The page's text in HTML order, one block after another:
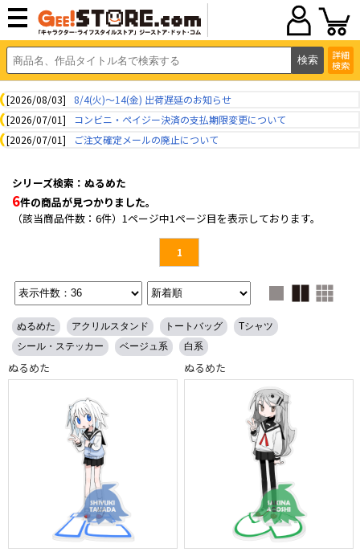
詳細
検索
[2026/08/03]
8/4(火)～14(金) 出荷遅延のお知らせ
[2026/07/01]
コンビニ・ペイジー決済の支払期限変更について
[2026/07/01]
ご注文確定メールの廃止について
シリーズ検索：ぬるめた
6件の商品が見つかりました。
（該当商品件数：6件）1ページ中1ページ目を表示しております。
1
ぬるめた アクリルスタンド トートバッグ
Tシャツ
シール・ステッカー
ベージュ系 白系
ぬるめた ぬるめた